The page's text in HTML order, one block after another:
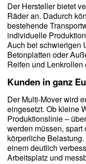
Der Hersteller bietet
Räder an. Dadurch
bestehende
individuelle
Auch bei schwierigen
Betonplatten oder
Reifen und
Kunden in ganz
Der Multi-Mover wird
eingesetzt. Ob kleine
Produktionslinie –
werden müssen,
körperliche
einem deutlich
Arbeitsplatz und